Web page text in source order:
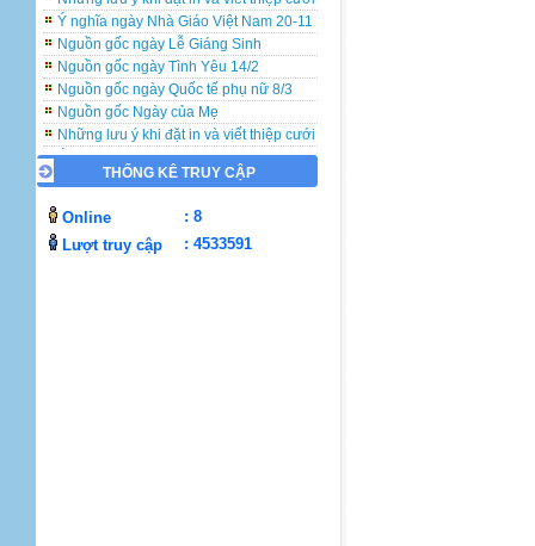
Ý nghĩa ngày Nhà Giáo Việt Nam 20-11
Nguồn gốc ngày Lễ Giáng Sinh
Nguồn gốc ngày Tình Yêu 14/2
Nguồn gốc ngày Quốc tế phụ nữ 8/3
Nguồn gốc Ngày của Mẹ
Những lưu ý khi đặt in và viết thiệp cưới
Ý nghĩa ngày Nhà Giáo Việt Nam 20-11
Nguồn gốc ngày Lễ Giáng Sinh
Nguồn gốc ngày Quốc tế phụ nữ 8/3
Nguồn gốc Ngày của Mẹ
THỐNG KÊ TRUY CẬP
Online
: 8
Lượt truy cập
: 4533591